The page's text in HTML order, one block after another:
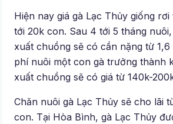
Hiện nay giá gà Lạc Thủy giống rơi
tới 20k con. Sau 4 tới 5 tháng
xuất chuồng sẽ có cần nặng từ 1,6
phí nuôi một con gà trưởng thành
xuất chuồng sẽ có giá từ 140k-
Chăn nuôi gà Lạc Thủy sẽ cho lãi
con. Tại Hòa Bình, gà Lạc Thủy